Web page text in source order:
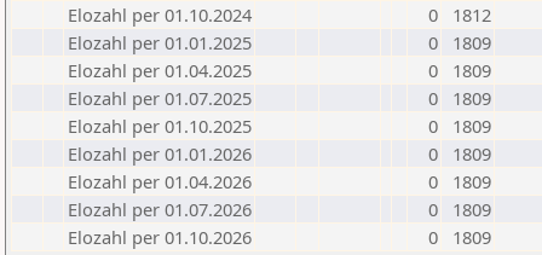
Elozahl per 01.10.2024
0
1812
Elozahl per 01.01.2025
0
1809
Elozahl per 01.04.2025
0
1809
Elozahl per 01.07.2025
0
1809
Elozahl per 01.10.2025
0
1809
Elozahl per 01.01.2026
0
1809
Elozahl per 01.04.2026
0
1809
Elozahl per 01.07.2026
0
1809
Elozahl per 01.10.2026
0 1809